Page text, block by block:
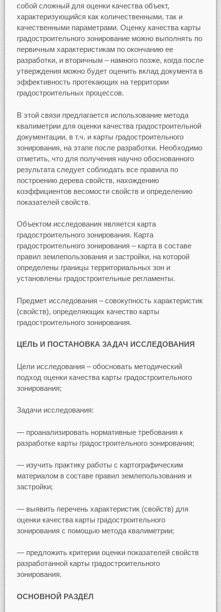
собой сложный для оценки качества объект,
характеризующийся как количественными, так и
качественными параметрами. Оценку качества карты
градостроительного зонирование можно выполнять по
первичным характеристикам по окончанию ее
разработки, и вторичным – намного позже, когда после
утверждения можно будет оценить вклад документа в
эффективность протекающих на территории
градостроительных процессов.
В этой связи предлагается использование метода
квалиметрии для оценки качества градостроительной
документации, в т.ч. и карты градостроительного
зонирования, на этапе после разработки. Необходимо
отметить, что для получения научно обоснованного
результата следует соблюдать все правила по
построению дерева свойств, нахождению
коэффициентов весомости свойств и определению
показателей свойств.
Объектом исследования является карта
градостроительного зонирования. Карта
градостроительного зонирования – карта в составе
правил землепользования и застройки, на которой
определены границы территориальных зон и
установлены градостроительные регламенты.
Предмет исследования – совокупность характеристик
(свойств), определяющих качество карты
градостроительного зонирования.
ЦЕЛЬ И ПОСТАНОВКА ЗАДАЧ ИССЛЕДОВАНИЯ
Цели исследования – обосновать методический
подход оценки качества карты градостроительного
зонирования;
Задачи исследования:
— проанализировать нормативные требования к
разработке карты градостроительного зонирования;
— изучить практику работы с картографическим
материалом в составе правил землепользования и
застройки;
— выявить перечень характеристик (свойств) для
оценки качества карты градостроительного
зонирования с помощью метода квалиметрии;
— предложить критерии оценки показателей свойств
разработанной карты градостроительного
зонирования.
ОСНОВНОЙ РАЗДЕЛ